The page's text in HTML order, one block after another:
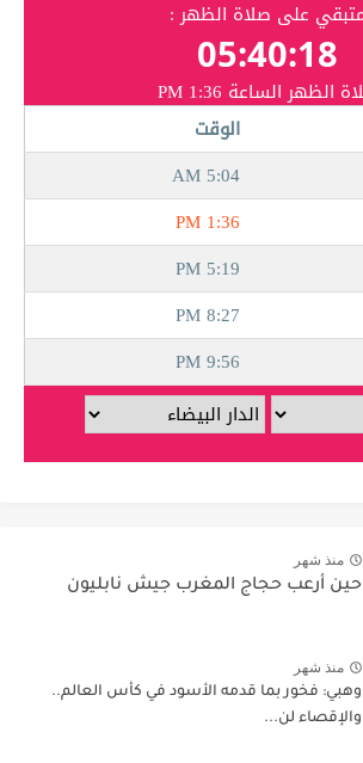
منذ شهر
حين أرعب حجاج المغرب جيش نابليون
منذ شهر
وهبي: فخور بما قدمه الأسود في كأس العالم..
والإقصاء لن...